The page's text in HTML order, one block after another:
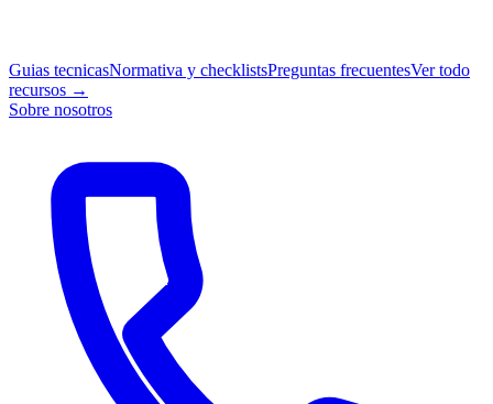
Guias tecnicasNormativa y checklistsPreguntas frecuentesVer todo
recursos →
Sobre nosotros